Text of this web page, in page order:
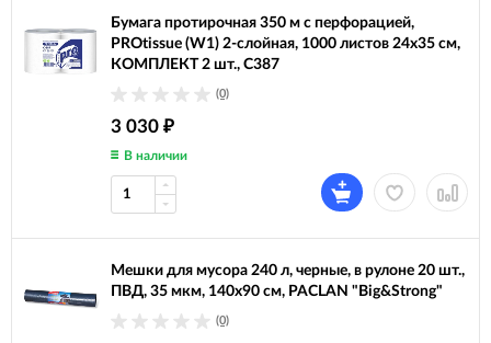
Бумага протирочная 350 м с перфорацией,
PROtissue (W1) 2-слойная, 1000 листов 24х35 см,
КОМПЛЕКТ 2 шт., С387
(0)
3 030 ₽
В наличии
Мешки для мусора 240 л, черные, в рулоне 20 шт.,
ПВД, 35 мкм, 140х90 см, PACLAN "Big&Strong"
(0)